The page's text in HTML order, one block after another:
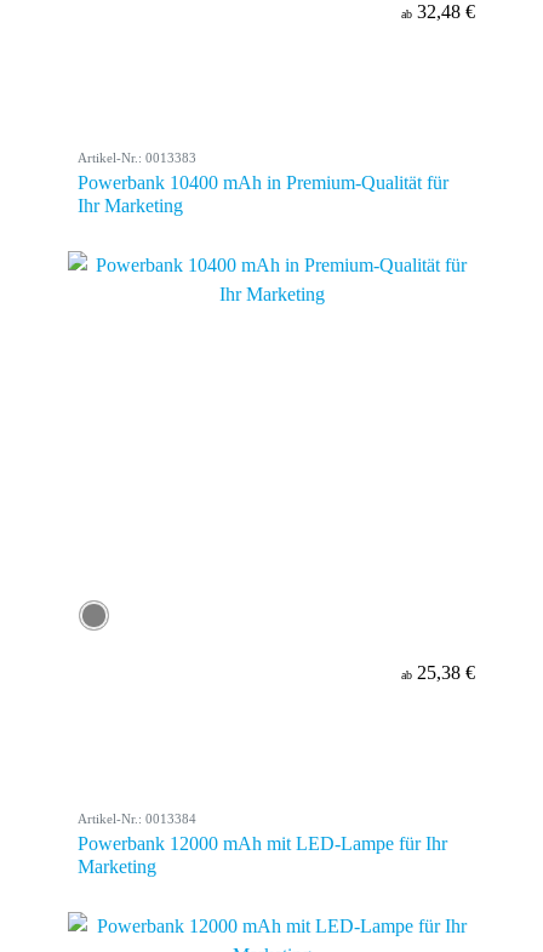
ab 32,48 €
Artikel-Nr.: 0013383
Powerbank 10400 mAh in Premium-Qualität für
Ihr Marketing
ab 25,38 €
Artikel-Nr.: 0013384
Powerbank 12000 mAh mit LED-Lampe für Ihr
Marketing